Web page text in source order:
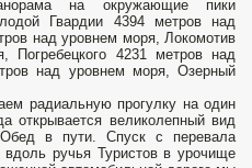
на окружающие пики
Гвардии 4394 метров над
над уровнем моря, Локомотив
Погребецкого 4231 метров над
над уровнем моря, Озерный
радиальную прогулку на один
открывается великолепный вид
в пути. Спуск с перевала
ручья Туристов в урочище